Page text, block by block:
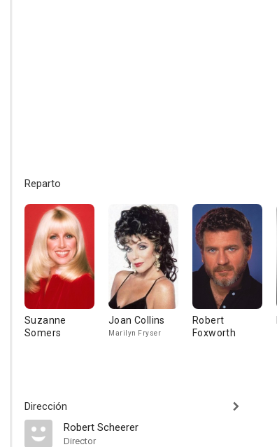
Reparto
Suzanne
Somers
Joan Collins
Marilyn Fryser
Robert
Foxworth
Dirección
Robert Scheerer
Director